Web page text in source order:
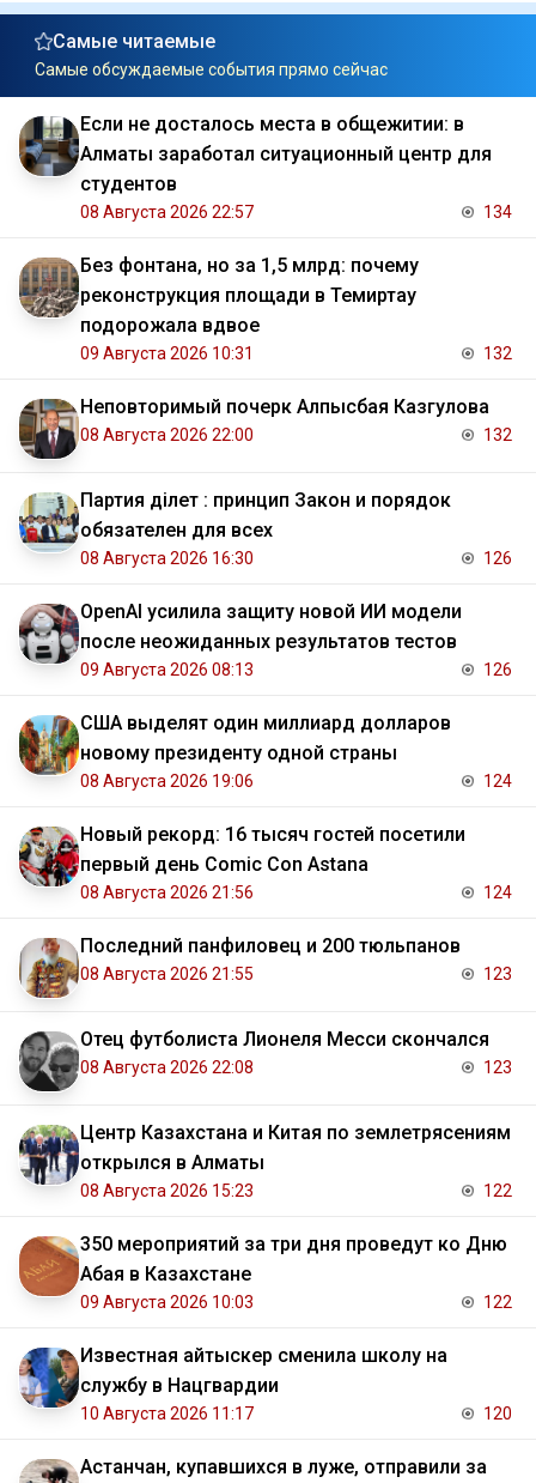
Самые читаемые
Самые обсуждаемые события прямо сейчас
Если не досталось места в общежитии: в
Алматы заработал ситуационный центр для
студентов
08 Августа 2026 22:57 134
Без фонтана, но за 1,5 млрд: почему
реконструкция площади в Темиртау
подорожала вдвое
09 Августа 2026 10:31 132
Неповторимый почерк Алпысбая Казгулова
08 Августа 2026 22:00 132
Партия Әділет : принцип Закон и порядок
обязателен для всех
08 Августа 2026 16:30 126
OpenAI усилила защиту новой ИИ модели
после неожиданных результатов тестов
09 Августа 2026 08:13 126
США выделят один миллиард долларов
новому президенту одной страны
08 Августа 2026 19:06 124
Новый рекорд: 16 тысяч гостей посетили
первый день Comic Con Astana
08 Августа 2026 21:56 124
Последний панфиловец и 200 тюльпанов
08 Августа 2026 21:55 123
Отец футболиста Лионеля Месси скончался
08 Августа 2026 22:08 123
Центр Казахстана и Китая по землетрясениям
открылся в Алматы
08 Августа 2026 15:23 122
350 мероприятий за три дня проведут ко Дню
Абая в Казахстане
09 Августа 2026 10:03 122
Известная айтыскер сменила школу на
службу в Нацгвардии
10 Августа 2026 11:17 120
Астанчан, купавшихся в луже, отправили за